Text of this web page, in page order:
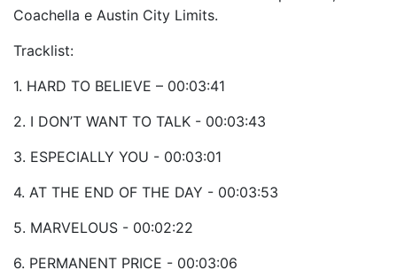
Coachella e Austin City Limits.
Tracklist:
1. HARD TO BELIEVE – 00:03:41
2. I DON’T WANT TO TALK - 00:03:43
3. ESPECIALLY YOU - 00:03:01
4. AT THE END OF THE DAY - 00:03:53
5. MARVELOUS - 00:02:22
6. PERMANENT PRICE - 00:03:06